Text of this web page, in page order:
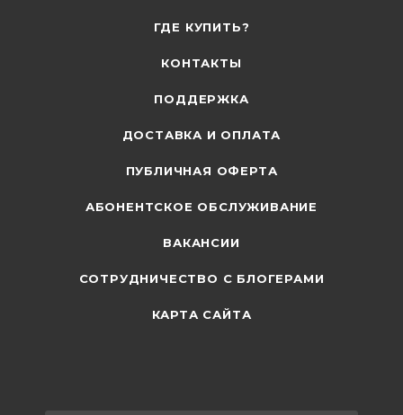
ГДЕ КУПИТЬ?
КОНТАКТЫ
ПОДДЕРЖКА
ДОСТАВКА И ОПЛАТА
ПУБЛИЧНАЯ ОФЕРТА
АБОНЕНТСКОЕ ОБСЛУЖИВАНИЕ
ВАКАНСИИ
СОТРУДНИЧЕСТВО С БЛОГЕРАМИ
КАРТА САЙТА